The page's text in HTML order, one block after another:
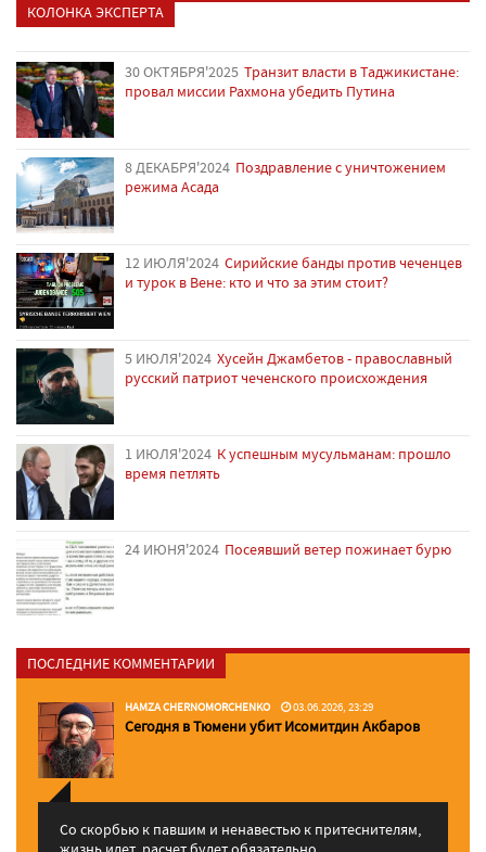
КОЛОНКА ЭКСПЕРТА
30 ОКТЯБРЯ'2025 Транзит власти в Таджикистане:
провал миссии Рахмона убедить Путина
8 ДЕКАБРЯ'2024 Поздравление с уничтожением
режима Асада
12 ИЮЛЯ'2024 Сирийские банды против чеченцев
и турок в Вене: кто и что за этим стоит?
5 ИЮЛЯ'2024 Хусейн Джамбетов - православный
русский патриот чеченского происхождения
1 ИЮЛЯ'2024 К успешным мусульманам: прошло
время петлять
24 ИЮНЯ'2024 Посеявший ветер пожинает бурю
ПОСЛЕДНИЕ КОММЕНТАРИИ
HAMZA CHERNOMORCHENKO 03.06.2026, 23:29
Сегодня в Тюмени убит Исомитдин Акбаров
Со скорбью к павшим и ненавестью к притеснителям,